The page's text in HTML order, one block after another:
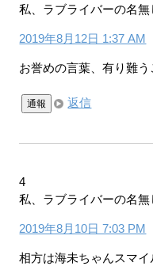
私、ラブライバーの名無
2019年8月12日 1:37 AM
お誉めの言葉、有り難う
通報 返信
4
私、ラブライバーの名無
2019年8月10日 7:03 PM
相方は海未ちゃんスマ